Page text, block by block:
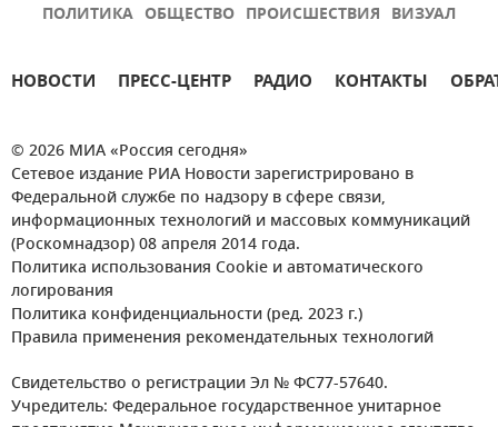
ПОЛИТИКА ОБЩЕСТВО ПРОИСШЕСТВИЯ ВИЗУАЛ
НОВОСТИ ПРЕСС-ЦЕНТР РАДИО КОНТАКТЫ
© 2026 МИА «Россия сегодня»
Сетевое издание РИА Новости зарегистрировано в
Федеральной службе по надзору в сфере связи,
информационных технологий и массовых коммуникаций
(Роскомнадзор) 08 апреля 2014 года.
Политика использования Cookie и автоматического
логирования
Политика конфиденциальности (ред. 2023 г.)
Правила применения рекомендательных технологий
Свидетельство о регистрации Эл № ФС77-57640.
Учредитель: Федеральное государственное унитарное